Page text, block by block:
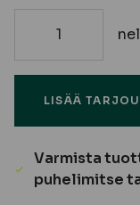
Huokoleijona
LISÄÄ
Varmista
puhelimitse